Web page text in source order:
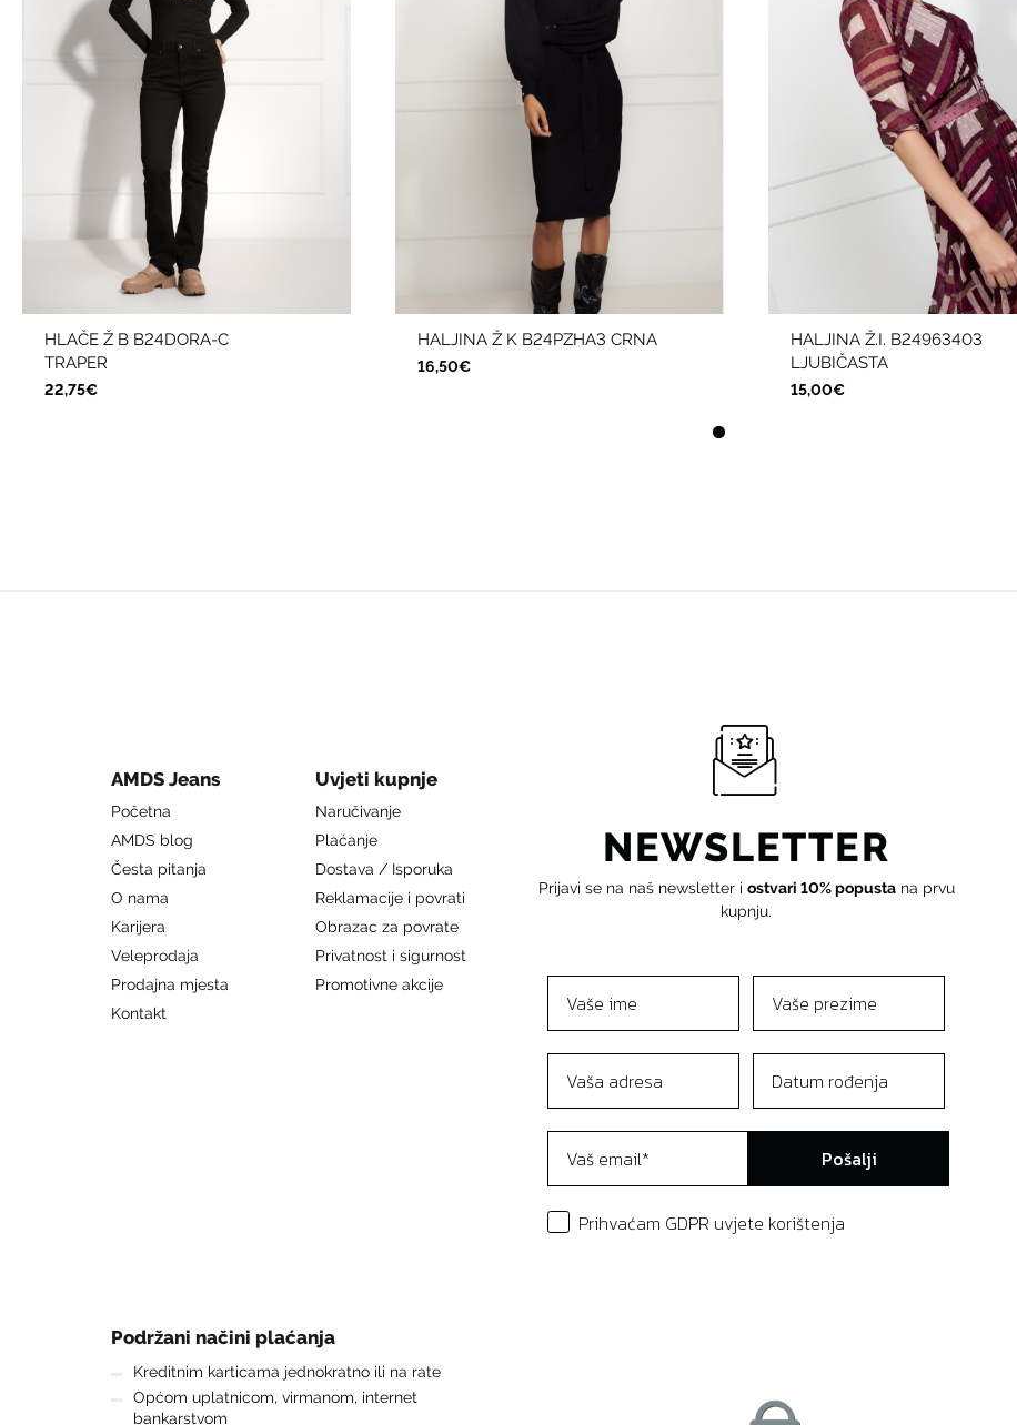
HLAČE Ž B B24DORA-C
TRAPER
22,75€
HALJINA Ž K B24PZHA3 CRNA
16,50€
HALJINA Ž.I. B24963403
LJUBIČASTA
15,00€
AMDS Jeans
Početna
AMDS blog
Česta pitanja
O nama
Karijera
Veleprodaja
Prodajna mjesta
Kontakt
Uvjeti kupnje
Naručivanje
Plaćanje
Dostava / Isporuka
Reklamacije i povrati
Obrazac za povrate
Privatnost i sigurnost
Promotivne akcije
NEWSLETTER
Prijavi se na naš newsletter i ostvari 10% popustana prvu
kupnju.
Pošalji
Prihvaćam GDPR uvjete korištenja
Podržani načini plaćanja
Kreditnim karticama jednokratno ili na rate
Općom uplatnicom, virmanom, internet
bankarstvom